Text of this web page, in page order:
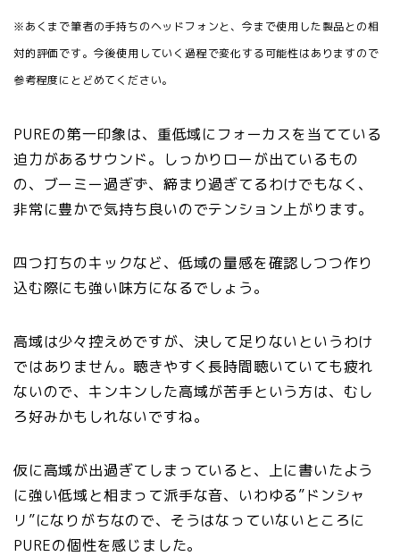
※あくまで筆者の手持ちのヘッドフォンと、今まで使用した製品との相
対的評価です。今後使用していく過程で変化する可能性はありますので
参考程度にとどめてください。
PUREの第一印象は、重低域にフォーカスを当てている
迫力があるサウンド。しっかりローが出ているもの
の、ブーミー過ぎず、締まり過ぎてるわけでもなく、
非常に豊かで気持ち良いのでテンション上がります。
四つ打ちのキックなど、低域の量感を確認しつつ作り
込む際にも強い味方になるでしょう。
高域は少々控えめですが、決して足りないというわけ
ではありません。聴きやすく長時間聴いていても疲れ
ないので、キンキンした高域が苦手という方は、むし
ろ好みかもしれないですね。
仮に高域が出過ぎてしまっていると、上に書いたよう
に強い低域と相まって派手な音、いわゆる”ドンシャ
リ”になりがちなので、そうはなっていないところに
PUREの個性を感じました。